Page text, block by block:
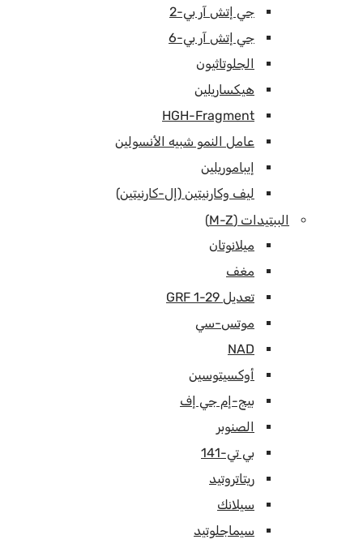
جي إتش آر بي-2
جي إتش آر بي-6
الجلوتاثيون
هيكساريلين
HGH-Fragment
عامل النمو شبيه الأنسولين
إيباموريلين
ليف وكارنيتين (إل-كارنيتين)
الببتيدات (M-Z)
ميلانوتان
مغف
تعديل GRF 1-29
موتس-سي
NAD
أوكسيتوسين
بيج-إم جي إف
الصنوبر
بي تي-141
ريتاتروتيد
سيلانك
سيماجلوتيد